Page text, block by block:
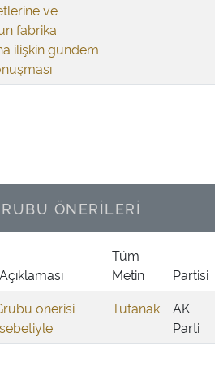
ve
fabrika
ilişkin gündem
ÖNERİLERİ
Tüm
Metin
Partisi
önerisi
Tutanak
AK
Parti